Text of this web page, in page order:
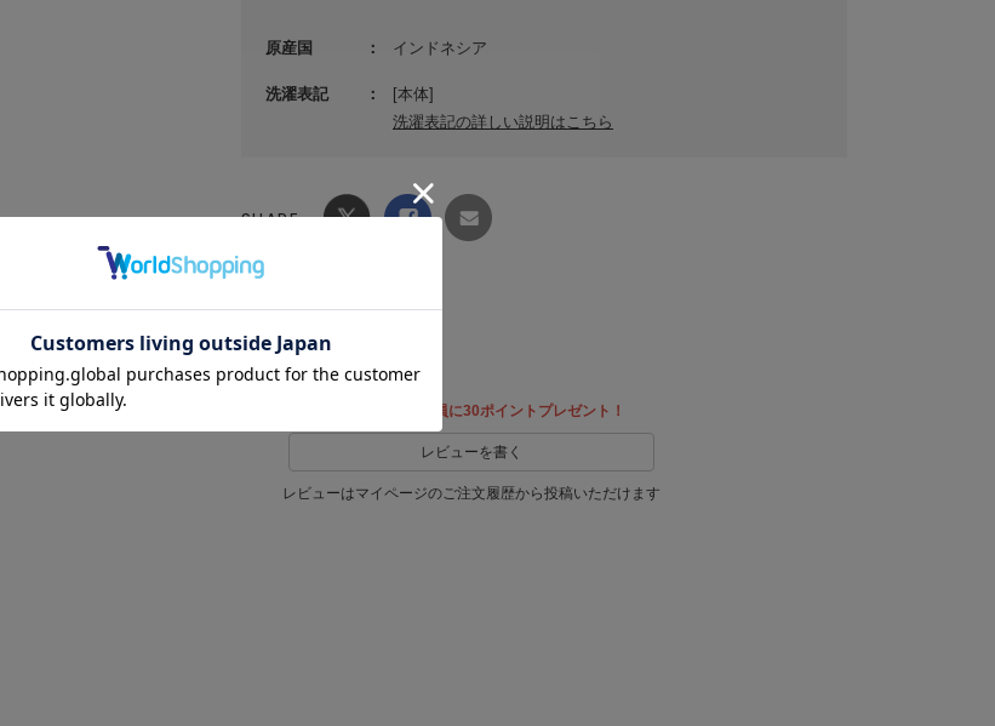
原産国 インドネシア
洗濯表記
[本体]
洗濯表記の詳しい説明はこちら
SHARE
レビュー投稿で全員に30ポイントプレゼント！
レビューを書く
レビューはマイページのご注文履歴から投稿いただけます